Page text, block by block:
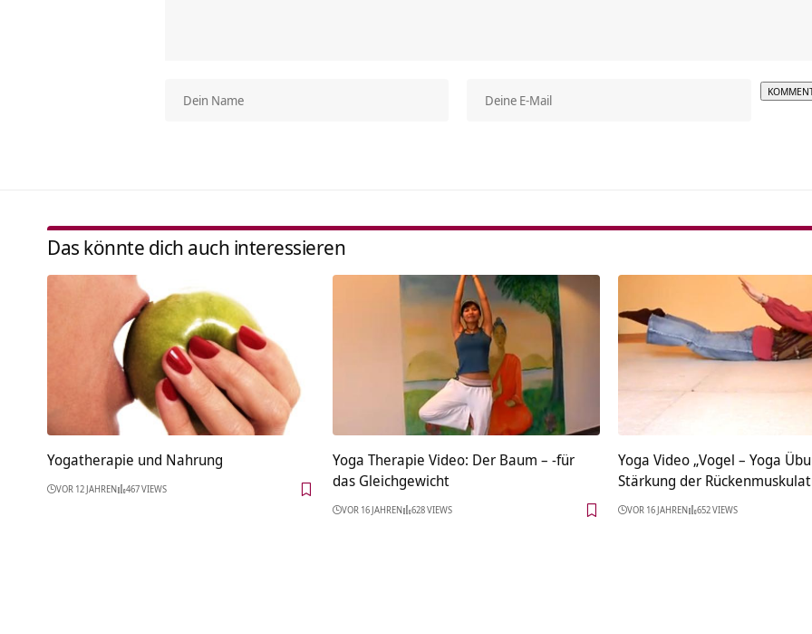
Das könnte dich auch interessieren
Yogatherapie und Nahrung
VOR 12 JAHREN 467 VIEWS
Yoga Therapie Video: Der Baum – -für
das Gleichgewicht
VOR 16 JAHREN 628 VIEWS
Yoga Video „Vogel – Yoga
Stärkung der
VOR 16 JAHREN 652 VIEWS